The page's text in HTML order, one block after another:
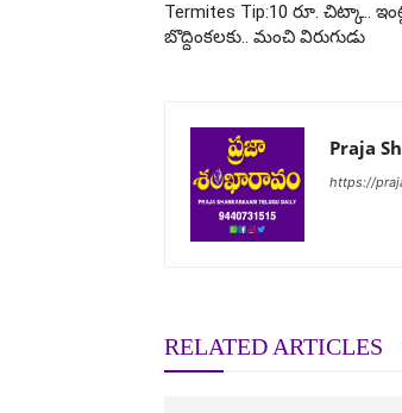
Termites Tip:10 రూ. చిట్కా..
బొద్దింకలకు.. మంచి విరుగుడు
Praja
https://
RELATED ARTICLES